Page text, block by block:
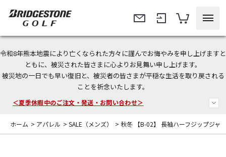
令和8年熊本地震により亡くなられた方々に謹んでお悔やみを申し上げますと
ともに、被災された皆さまに心よりお見舞い申し上げます。
被災地の一日でも早い復旧と、被災者の皆さまが平穏な生活を取り戻される
ことを祈念いたします。
今なら新規会員登録で1,000円OFFクーポンプレゼント！
＜商品配送に関するお知らせ＞
＜夏季休暇中のご注文・発送・お問い合わせ＞
ホーム > アパレル > SALE（メンズ） > 秋冬 【B-02】 長袖ハーフジップジャ